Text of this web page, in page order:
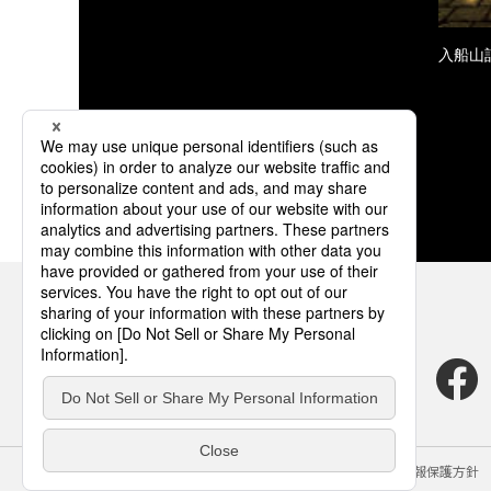
入船山
サイトのご利用にあたって クッキーポリシー 個人情報保護方針